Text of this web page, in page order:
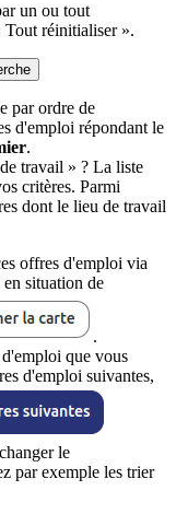
un ou tout
réinitialiser ».
par ordre de
d'emploi répondant le
.
travail » ? La liste
critères. Parmi
dont le lieu de travail
offres d'emploi via
situation de
.
que vous
d'emploi suivantes,
le
par exemple les trier